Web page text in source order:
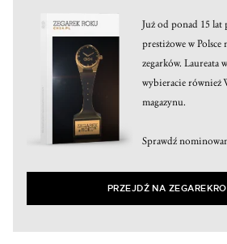
Już od ponad 15 lat
prestiżowe w Polsce
zegarków. Laureata
wybieracie również
magazynu.
Sprawdź
PRZEJDŹ NA